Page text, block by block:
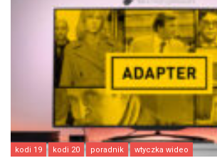
kodi 19 kodi 20 poradnik wtyczka wideo